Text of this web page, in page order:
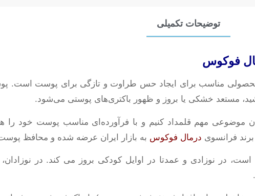
توضیحات تکمیلی
فوکوس
مناسب برای ایجاد حس طراوت و تازگی برای پوست است.
مستعد خشکی یا بروز و ظهور باکتری‌های پوستی می‌شود.
موضوعی مهم قلمداد کنیم و با فرآورده‌ای مناسب پوست خود را
فرانسوی درمال فوکوس به بازار ایران عرضه شده و محافظ
در نوزادی و عمدتا در اوایل کودکی بروز می کند. در نوزادان،